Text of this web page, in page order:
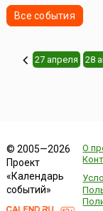
Все события
27 апреля 28
© 2005—2026
Проект
«Календарь
событий»
О